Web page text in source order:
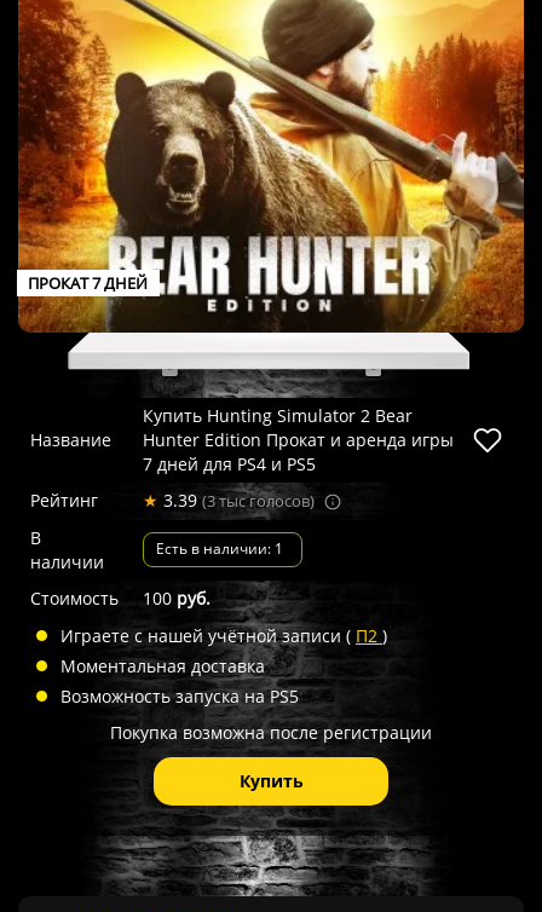
ПРОКАТ 7 ДНЕЙ
Название
Купить Hunting Simulator 2 Bear
Hunter Edition Прокат и аренда игры
7 дней для PS4 и PS5
Рейтинг
★ 3.39 (3 тыс голосов)
В
наличии
Есть в наличии: 1
Стоимость 100 руб.
Играете с нашей учётной записи ( П2 )
Моментальная доставка
Возможность запуска на PS5
Покупка возможна после регистрации
Купить